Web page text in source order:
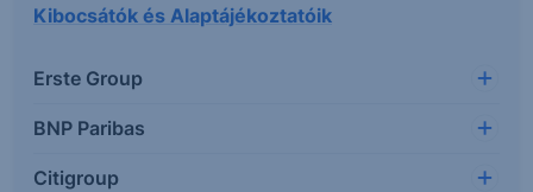
Kibocsátók és Alaptájékoztatóik
Erste Group
BNP Paribas
Citigroup